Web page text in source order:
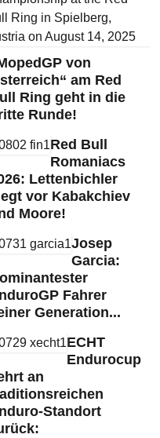
von
am Red
Ring geht in die
Runde!
Red Bull
Romaniacs
Lettenbichler
vor Kabakchiev
Moore!
Josep
Garcia:
Fahrer
Generation...
ECHT
Endurocup
an
Standort